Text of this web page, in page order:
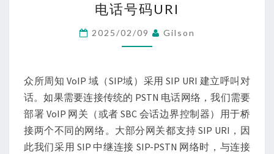
话
号
码
电话号码URI
2025/02/09 Gilson
众所周知 VoIP 域（SIP域）采用 SIP URI 建立呼叫对
话。如果需要连接传统的 PSTN 电话网络，我们需要
部署 VoIP 网关（或者 SBC 会话边界控制器）用于桥
接两个不同的网络。大部分网关都支持 SIP URI，因
此我们采用 SIP 中继连接 SIP-PSTN 网络时，与连接